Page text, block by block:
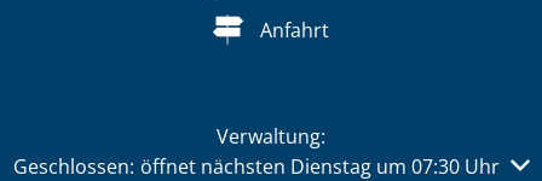
Anfahrt
Verwaltung:
Klicken, um weitere Öffnungs- oder Schließzeiten
Geschlossen: öffnet nächsten Dienstag um 07:30 Uhr